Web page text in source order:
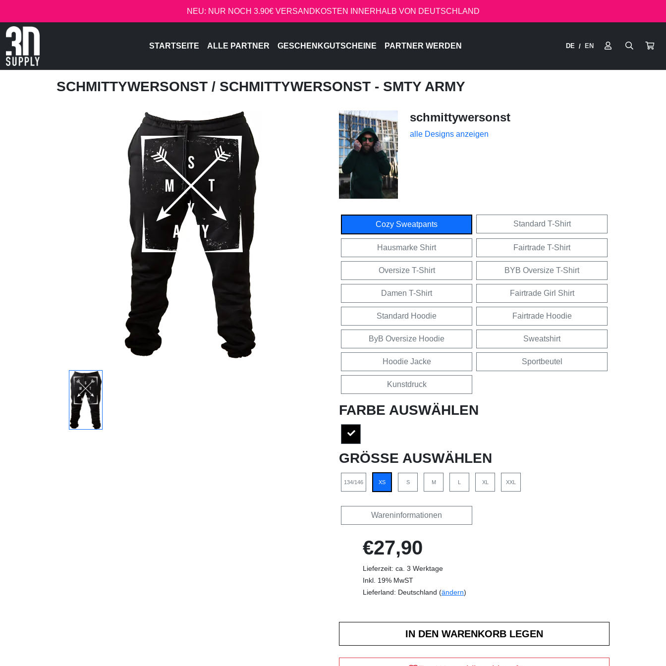
NEU: NUR NOCH 3.90€ VERSANDKOSTEN INNERHALB VON DEUTSCHLAND
STARTSEITE ALLE PARTNER GESCHENKGUTSCHEINE PARTNER WERDEN DE / EN
SCHMITTYWERSONST / SCHMITTYWERSONST - SMTY ARMY
schmittywersonst
alle Designs anzeigen
Cozy Sweatpants Standard T-Shirt
Hausmarke Shirt Fairtrade T-Shirt
Oversize T-Shirt BYB Oversize T-Shirt
Damen T-Shirt Fairtrade Girl Shirt
Standard Hoodie Fairtrade Hoodie
ByB Oversize Hoodie Sweatshirt
Hoodie Jacke Sportbeutel
Kunstdruck
FARBE AUSWÄHLEN
GRÖSSE AUSWÄHLEN
134/146 XS S M L XL XXL
Wareninformationen
€27,90
Lieferzeit: ca. 3 Werktage
Inkl. 19% MwST
Lieferland: Deutschland (ändern)